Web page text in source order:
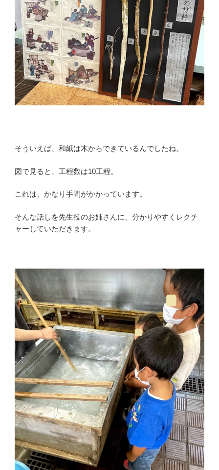
そういえば、和紙は木からできているんでしたね。
図で見ると、工程数は10工程。
これは、かなり手間がかかっています。
そんな話しを先生役のお姉さんに、分かりやすくレクチ
ャーしていただきます。